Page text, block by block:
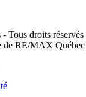
droits réservés
de RE/MAX Québec